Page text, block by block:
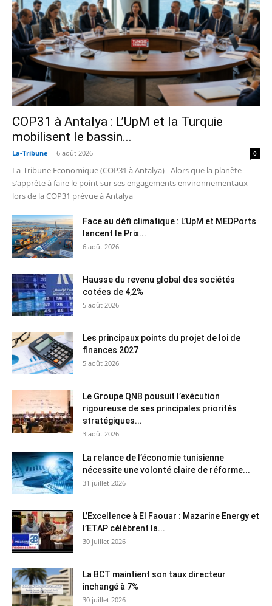
COP31 à Antalya : L’UpM et la Turquie
mobilisent le bassin...
La-Tribune - 6 août 2026 0
La-Tribune Economique (COP31 à Antalya) - Alors que la planète
s’apprête à faire le point sur ses engagements environnementaux
lors de la COP31 prévue à Antalya
Face au défi climatique : L’UpM et MEDPorts
lancent le Prix...
6 août 2026
Hausse du revenu global des sociétés
cotées de 4,2%
5 août 2026
Les principaux points du projet de loi de
finances 2027
5 août 2026
Le Groupe QNB pousuit l’exécution
rigoureuse de ses principales priorités
stratégiques...
3 août 2026
La relance de l’économie tunisienne
nécessite une volonté claire de réforme...
31 juillet 2026
L’Excellence à El Faouar : Mazarine Energy et
l’ETAP célèbrent la...
30 juillet 2026
La BCT maintient son taux directeur
inchangé à 7%
30 juillet 2026